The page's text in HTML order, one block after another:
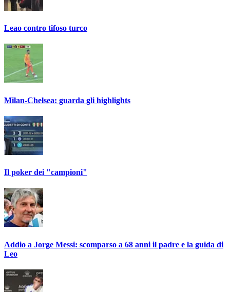
Leao contro tifoso turco
Milan-Chelsea: guarda gli highlights
Il poker dei "campioni"
Addio a Jorge Messi: scomparso a 68 anni il padre e la guida di
Leo